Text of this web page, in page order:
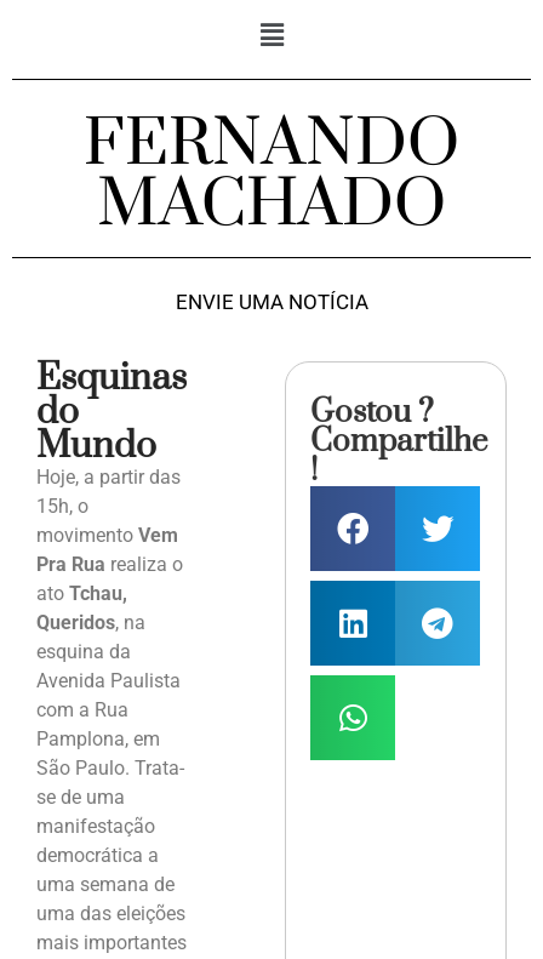
FERNANDO
MACHADO
ENVIE UMA NOTÍCIA
Esquinas
do
Mundo
Hoje, a partir das
15h, o
movimento Vem
Pra Rua realiza o
ato Tchau,
Queridos, na
esquina da
Avenida Paulista
com a Rua
Pamplona, em
São Paulo. Trata-
se de uma
manifestação
democrática a
uma semana de
uma das eleições
mais importantes
Gostou ?
Compartilhe
!